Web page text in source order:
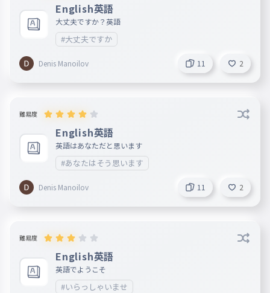
English英語
大丈夫ですか？英語
#大丈夫ですか
Denis Manoilov 11 2
難易度
English英語
英語はあなただと思います
#あなたはそう思います
Denis Manoilov 11 2
難易度
English英語
英語でようこそ
#いらっしゃいませ